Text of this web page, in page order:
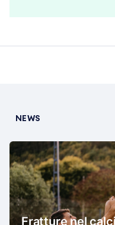
NEWS
Fratture nel